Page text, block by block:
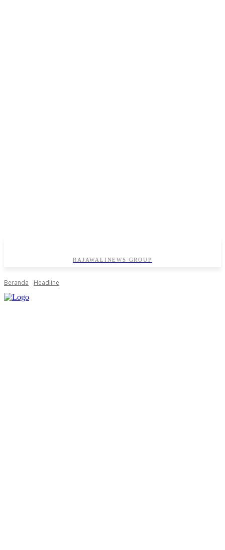
RAJAWALINEWS GROUP
Beranda Headline